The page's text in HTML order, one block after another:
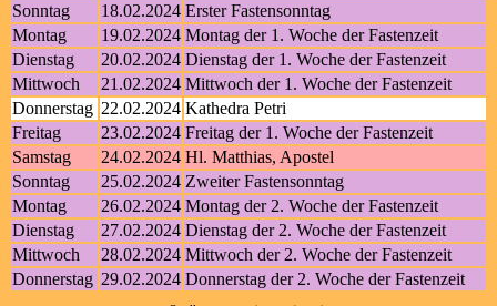
Sonntag
18.02.2024 Erster Fastensonntag
Montag
19.02.2024 Montag der 1. Woche der Fastenzeit
Dienstag
20.02.2024 Dienstag der 1. Woche der Fastenzeit
Mittwoch
21.02.2024 Mittwoch der 1. Woche der Fastenzeit
Donnerstag 22.02.2024 Kathedra Petri
Freitag
23.02.2024 Freitag der 1. Woche der Fastenzeit
Samstag
24.02.2024 Hl. Matthias, Apostel
Sonntag
25.02.2024 Zweiter Fastensonntag
Montag
26.02.2024 Montag der 2. Woche der Fastenzeit
Dienstag
27.02.2024 Dienstag der 2. Woche der Fastenzeit
Mittwoch
28.02.2024 Mittwoch der 2. Woche der Fastenzeit
Donnerstag 29.02.2024 Donnerstag der 2. Woche der Fastenzeit